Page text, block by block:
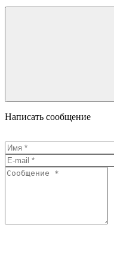
Написать сообщение